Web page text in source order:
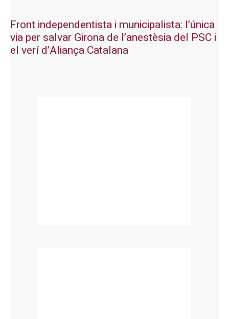
Front independentista i municipalista: l’única
via per salvar Girona de l’anestèsia del PSC i
el verí d’Aliança Catalana